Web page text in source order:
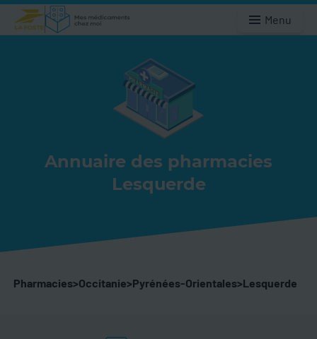
Menu
Annuaire des pharmacies
Lesquerde
Pharmacies>Occitanie>Pyrénées-Orientales>Lesquerde